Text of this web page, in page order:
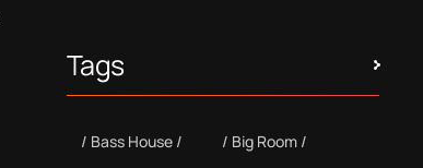
Tags
Bass House Big Room